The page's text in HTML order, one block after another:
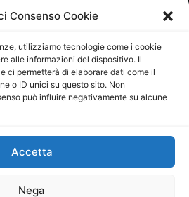
Consenso Cookie
utilizziamo tecnologie come i cookie
alle informazioni del dispositivo. Il
ci permetterà di elaborare dati come il
o ID unici su questo sito. Non
può influire negativamente su alcune
Accetta
Nega
29/09/2015
Maurizio Scaglione
Maria Calabrese
06334930820
Società Cooperativa a r.l. è
Operatori di Comunicazione al